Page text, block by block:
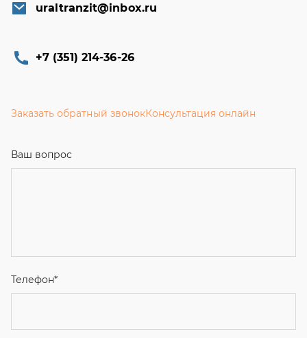
uraltranzit@inbox.ru
+7 (351) 214-36-26
Заказать обратный звонокКонсультация онлайн
Ваш вопрос